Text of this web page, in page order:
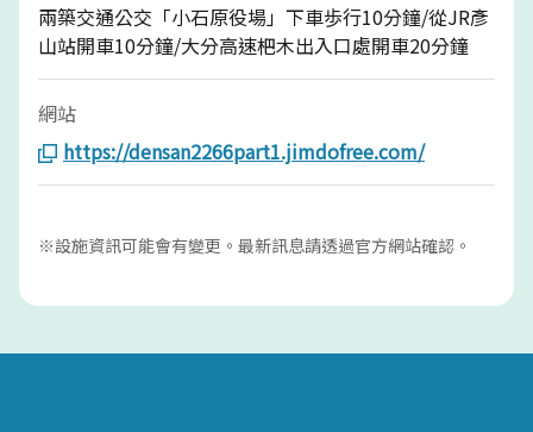
兩築交通公交「小石原役場」下車歩行10分鐘/從JR彥
山站開車10分鐘/大分高速杷木出入口處開車20分鐘
網站
https://densan2266part1.jimdofree.com/
※設施資訊可能會有變更。最新訊息請透過官方網站確認。